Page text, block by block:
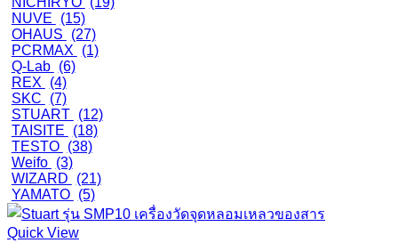
NUVE
(15)
OHAUS
(27)
PCRMAX
(1)
Q-Lab (6)
REX
(4)
SKC
(7)
STUART (12)
TAISITE
(18)
TESTO (38)
Weifo (3)
WIZARD
(21)
YAMATO (5)
Quick View